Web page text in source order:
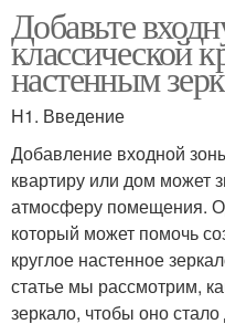
Добавьте
классической
настенным
H1. Введение
Добавление входной
квартиру или дом может
атмосферу помещения.
который может помочь
круглое настенное
статье мы рассмотрим,
зеркало, чтобы оно